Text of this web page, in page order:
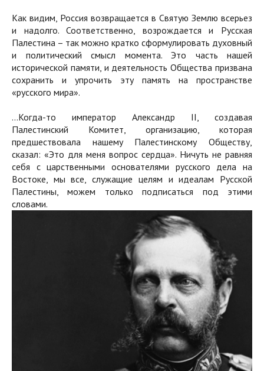
Как видим, Россия возвращается в Святую Землю всерьез
и надолго. Соответственно, возрождается и Русская
Палестина – так можно кратко сформулировать духовный
и политический смысл момента. Это часть нашей
исторической памяти, и деятельность Общества призвана
сохранить и упрочить эту память на пространстве
«русского мира».
…Когда-то император Александр II, создавая
Палестинский Комитет, организацию, которая
предшествовала нашему Палестинскому Обществу,
сказал: «Это для меня вопрос сердца». Ничуть не равняя
себя с царственными основателями русского дела на
Востоке, мы все, служащие целям и идеалам Русской
Палестины, можем только подписаться под этими
словами.